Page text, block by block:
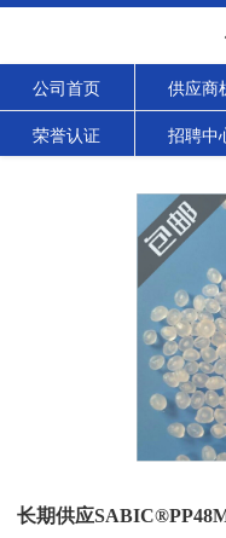
公司首页 供应商
荣誉认证 招聘中
长期供应